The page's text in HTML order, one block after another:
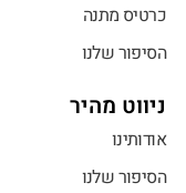
כרטיס מתנה
הסיפור שלנו
ניווט מהיר
אודותינו
הסיפור שלנו